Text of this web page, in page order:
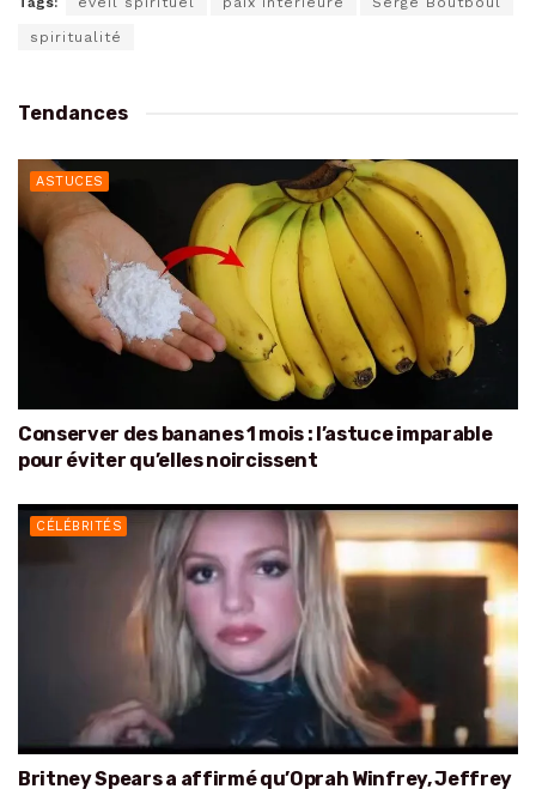
spiritualité
Tendances
ASTUCES
Conserver des bananes 1 mois : l’astuce imparable
pour éviter qu’elles noircissent
CÉLÉBRITÉS
Britney Spears a affirmé qu’Oprah Winfrey, Jeffrey